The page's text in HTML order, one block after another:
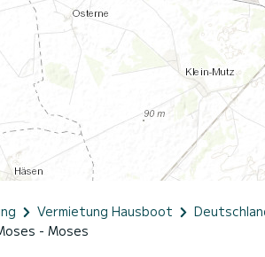
Vermietung Hausboot
- Moses